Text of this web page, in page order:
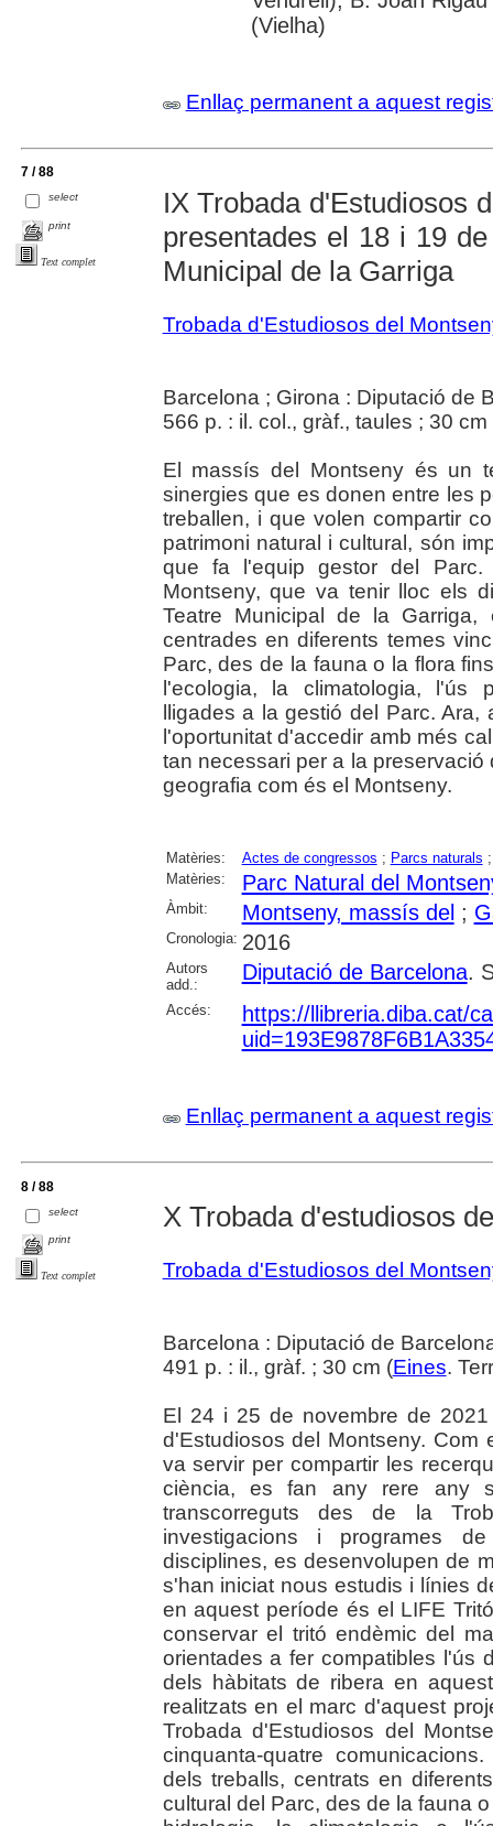
(Vielha)
Enllaç permanent a aquest
7 / 88
select
print
Text complet
IX Trobada d'Estudiosos
presentades el 18 i 19
Municipal de la Garriga
Trobada d'Estudiosos del
Barcelona ; Girona : Diputació de
566 p. : il. col., gràf., taules ; 30 cm
El massís del Montseny és un
sinergies que es donen entre les
treballen, i que volen compartir
patrimoni natural i cultural, són
que fa l'equip gestor del
Montseny, que va tenir lloc els
Teatre Municipal de la
centrades en diferents temes
Parc, des de la fauna o la flora
l'ecologia, la climatologia, l'ús
lligades a la gestió del Parc.
l'oportunitat d'accedir amb més
tan necessari per a la
geografia com és el Montseny.
Matèries: Actes de congressos ; Parcs naturals
Matèries:
Parc Natural del
Àmbit: Montseny, massís del;
Cronologia: 2016
Autors
add.:
Diputació de Barcelona.
Accés:
https://llibreria.diba.cat/
Enllaç permanent a aquest
8 / 88
select
print
Text complet
X Trobada d'estudiosos
Trobada d'Estudiosos del
Barcelona : Diputació de
491 p. : il., gràf. ; 30 cm (Eines.
El 24 i 25 de novembre de
d'Estudiosos del Montseny. Com
va servir per compartir les
ciència, es fan any rere any
transcorreguts des de la
investigacions i programes
disciplines, es desenvolupen de
s'han iniciat nous estudis i línies
en aquest període és el LIFE
conservar el tritó endèmic del
orientades a fer compatibles l'ús
dels hàbitats de ribera en
realitzats en el marc d'aquest
Trobada d'Estudiosos del
cinquanta-quatre
dels treballs, centrats en
cultural del Parc, des de la fauna